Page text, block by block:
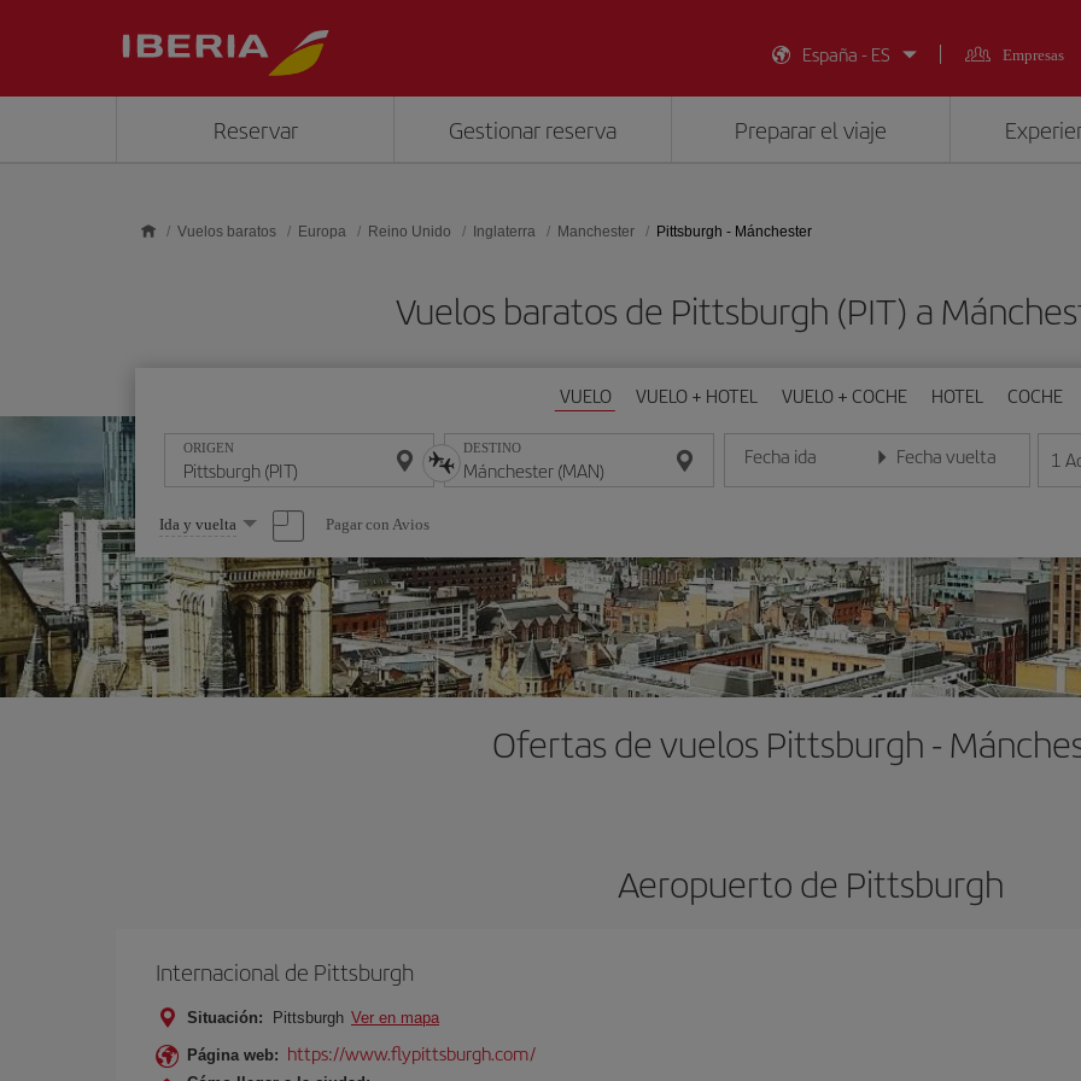
España - ES
Empresas
Reservar Gestionar reserva Preparar el viaje
Vuelos baratos Europa Reino Unido Inglaterra Manchester Pittsburgh - Mánchester
Vuelos baratos de Pittsburgh (PIT) a
VUELO VUELO + HOTEL VUELO + COCHE HOTEL COCHE
ORIGEN DESTINO Fecha ida
Introduce la fecha en formato día/mes/año
Fecha vuelta
Introduce la fecha en 1
Seleccione
una
opción
Ida y vuelta Pagar con Avios
Ofertas de vuelos Pittsburgh -
Aeropuerto de Pittsburgh
Internacional de Pittsburgh
Situación: Pittsburgh Ver en mapa
Página web: https://www.flypittsburgh.com/